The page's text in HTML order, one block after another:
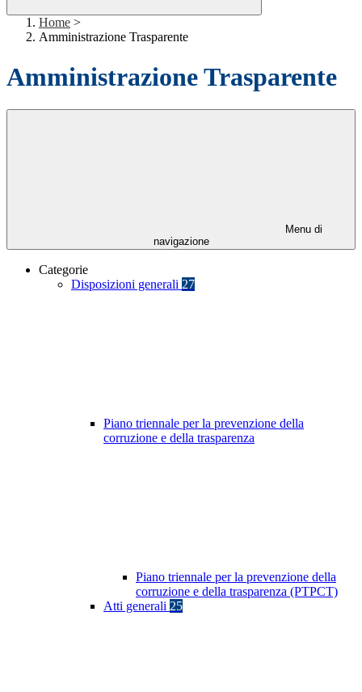
Home >
Amministrazione Trasparente
Amministrazione Trasparente
Menu di
navigazione
Categorie
Disposizioni generali 27
Piano triennale per la prevenzione della
corruzione e della trasparenza
Piano triennale per la prevenzione della
corruzione e della trasparenza (PTPCT)
Atti generali 25